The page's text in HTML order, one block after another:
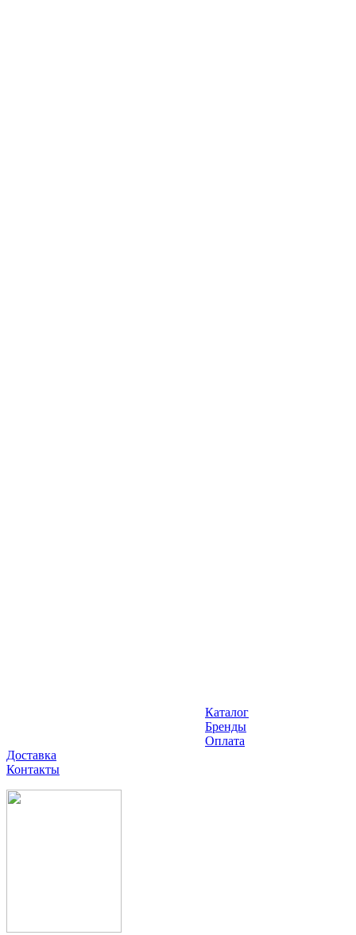
Каталог
Бренды
Оплата
Доставка
Контакты